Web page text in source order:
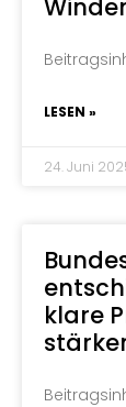
LESEN »
24. Juni
klare